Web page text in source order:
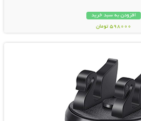
افزودن به سبد خرید
598000 تومان
نمایش توضیحات بیشتر